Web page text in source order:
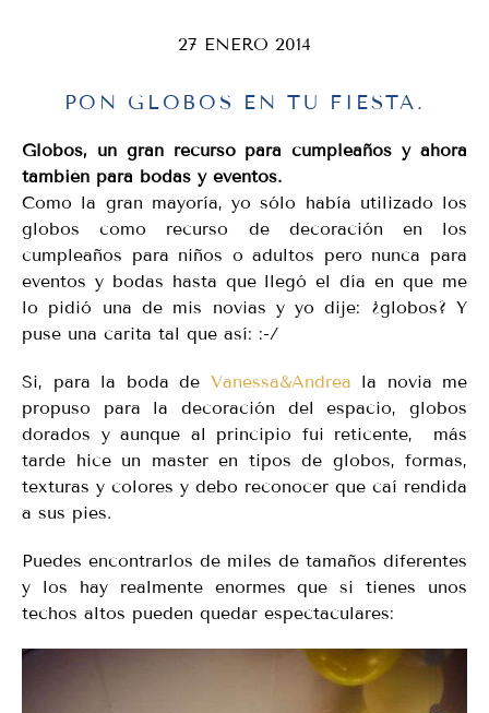
27 ENERO 2014
PON GLOBOS EN TU FIESTA.
Globos, un gran recurso para cumpleaños y ahora
también para bodas y eventos.
Como la gran mayoría, yo sólo había utilizado los
globos como recurso de decoración en los
cumpleaños para niños o adultos pero nunca para
eventos y bodas hasta que llegó el día en que me
lo pidió una de mis novias y yo dije: ¿globos? Y
puse una carita tal que así: :-/
Si, para la boda de Vanessa&Andrea la novia me
propuso para la decoración del espacio, globos
dorados y aunque al principio fui reticente, más
tarde hice un master en tipos de globos, formas,
texturas y colores y debo reconocer que caí rendida
a sus pies.
Puedes encontrarlos de miles de tamaños diferentes
y los hay realmente enormes que si tienes unos
techos altos pueden quedar espectaculares: